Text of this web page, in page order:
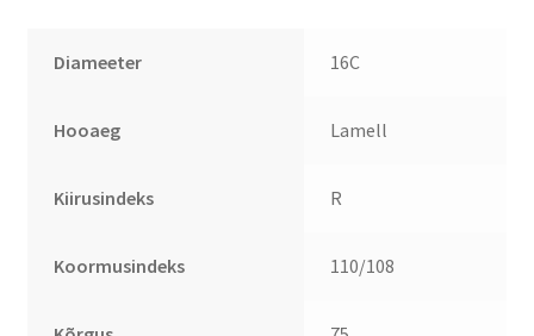
Diameeter 16C
Hooaeg Lamell
Kiirusindeks R
Koormusindeks 110/108